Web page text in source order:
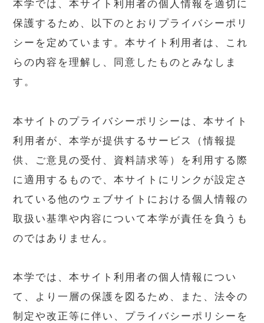
本学では、本サイト利用者の個人情報を適切に
保護するため、以下のとおりプライバシーポリ
シーを定めています。本サイト利用者は、これ
らの内容を理解し、同意したものとみなしま
す。
本サイトのプライバシーポリシーは、本サイト
利用者が、本学が提供するサービス（情報提
供、ご意見の受付、資料請求等）を利用する際
に適用するもので、本サイトにリンクが設定さ
れている他のウェブサイトにおける個人情報の
取扱い基準や内容について本学が責任を負うも
のではありません。
本学では、本サイト利用者の個人情報につい
て、より一層の保護を図るため、また、法令の
制定や改正等に伴い、プライバシーポリシーを